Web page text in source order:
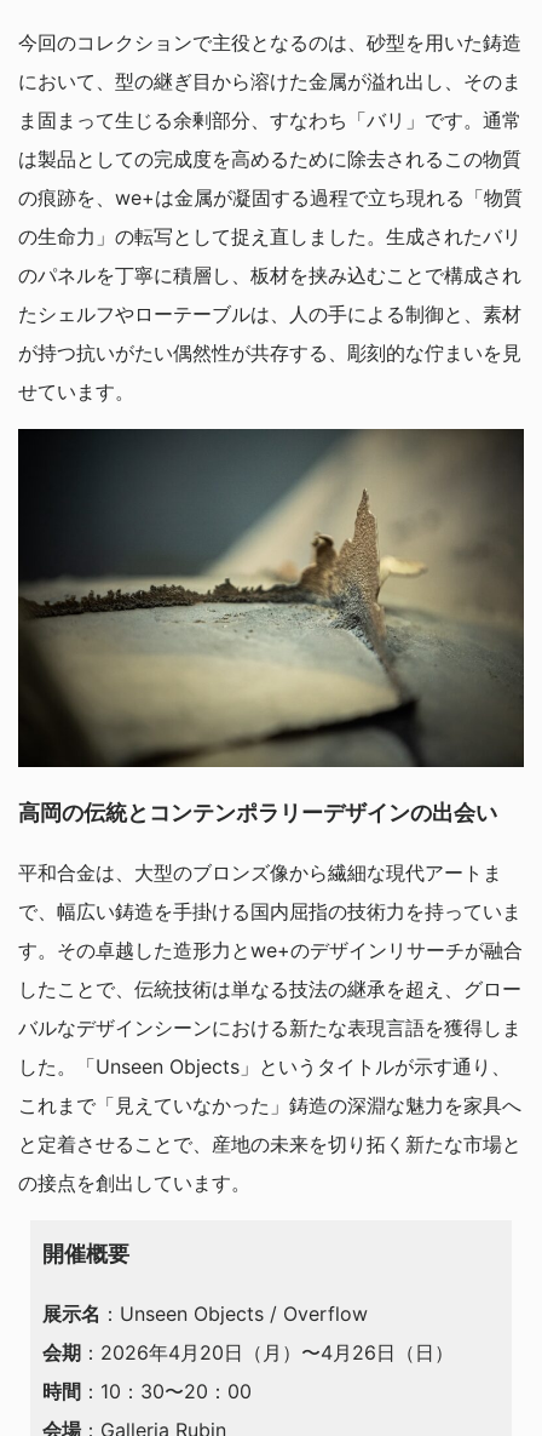
今回のコレクションで主役となるのは、砂型を用いた鋳造
において、型の継ぎ目から溶けた金属が溢れ出し、そのま
ま固まって生じる余剰部分、すなわち「バリ」です。通常
は製品としての完成度を高めるために除去されるこの物質
の痕跡を、we+は金属が凝固する過程で立ち現れる「物質
の生命力」の転写として捉え直しました。生成されたバリ
のパネルを丁寧に積層し、板材を挟み込むことで構成され
たシェルフやローテーブルは、人の手による制御と、素材
が持つ抗いがたい偶然性が共存する、彫刻的な佇まいを見
せています。
高岡の伝統とコンテンポラリーデザインの出会い
平和合金は、大型のブロンズ像から繊細な現代アートま
で、幅広い鋳造を手掛ける国内屈指の技術力を持っていま
す。その卓越した造形力とwe+のデザインリサーチが融合
したことで、伝統技術は単なる技法の継承を超え、グロー
バルなデザインシーンにおける新たな表現言語を獲得しま
した。「Unseen Objects」というタイトルが示す通り、
これまで「見えていなかった」鋳造の深淵な魅力を家具へ
と定着させることで、産地の未来を切り拓く新たな市場と
の接点を創出しています。
開催概要
展示名 ：Unseen Objects / Overflow
会期 ：2026年4月20日（月）〜4月26日（日）
時間 ：10：30〜20：00
会場：Galleria Rubin